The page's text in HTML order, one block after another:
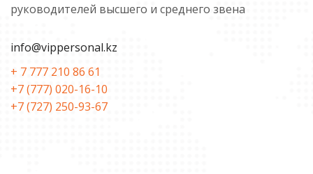
руководителей высшего и среднего звена
info@vippersonal.kz
+ 7 777 210 86 61
+7 (777) 020-16-10
+7 (727) 250-93-67